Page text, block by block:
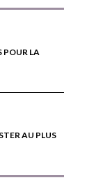
POUR LA
AU PLUS